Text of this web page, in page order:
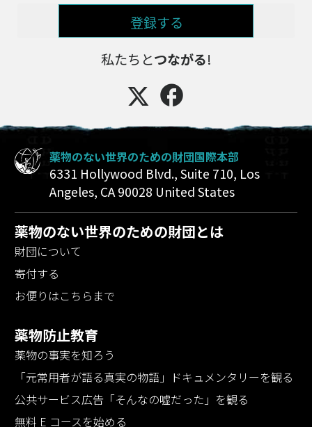
登録する
私たちとつながる!
薬物のない世界のための財団国際本部
6331 Hollywood Blvd., Suite 710, Los
Angeles, CA 90028 United States
薬物のない世界のための財団とは
財団について
寄付する
お便りはこちらまで
薬物防止教育
薬物の事実を知ろう
「元常用者が語る真実の物語」 ドキュメンタリーを観る
公共サービス広告「そんなの嘘だった」を観る
無料 E コースを始める